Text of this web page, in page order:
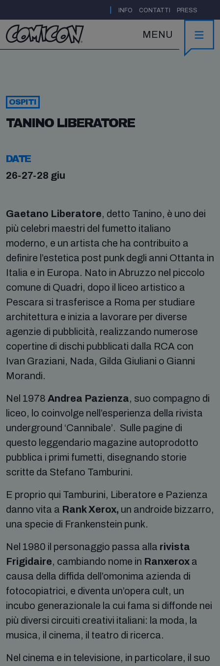
INFO CONTATTI PRESS
MENU
OSPITI
TANINO LIBERATORE
DATE
26-27-28 giu
Gaetano Liberatore, detto Tanino, è uno dei
più celebri maestri del fumetto italiano
moderno, e un artista che ha contribuito a
definire l’estetica post punk degli anni Ottanta in
Italia e in Europa. Nato in Abruzzo nel piccolo
comune di Quadri, dopo il liceo artistico a
Pescara si trasferisce a Roma per studiare
architettura e inizia a lavorare per diverse
agenzie di pubblicità, realizzando numerose
copertine di dischi pubblicati dalla RCA con
Ivan Graziani, Nada, Gilda Giuliani o Gianni
Morandi.
Nel 1978 Andrea Pazienza, suo compagno di
liceo, lo coinvolge nell’esperienza della rivista
underground ‘Cannibale’. Sulle pagine di
questo leggendario magazine autoprodotto
pubblica i primi fumetti, disegnando storie
scritte da Stefano Tamburini.
E proprio qui Tamburini, Liberatore e Pazienza
danno vita a Rank Xerox, un androide bizzarro,
una specie di Frankenstein punk.
Nel 1980 il personaggio passa alla rivista
Frigidaire, cambiando nome in Ranxerox a
causa della diffida dell’omonima azienda di
fotocopiatrici, e diventa un’opera cult, un
incubo generazionale la cui fama si diffonde nei
più diversi circuiti creativi italiani: la moda, la
musica, il cinema, il teatro di ricerca.
Nel cinema e in televisione, in particolare, il suo